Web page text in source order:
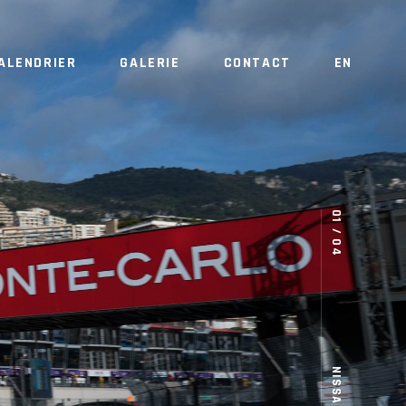
GALERIE CONTACT EN
NISSAN